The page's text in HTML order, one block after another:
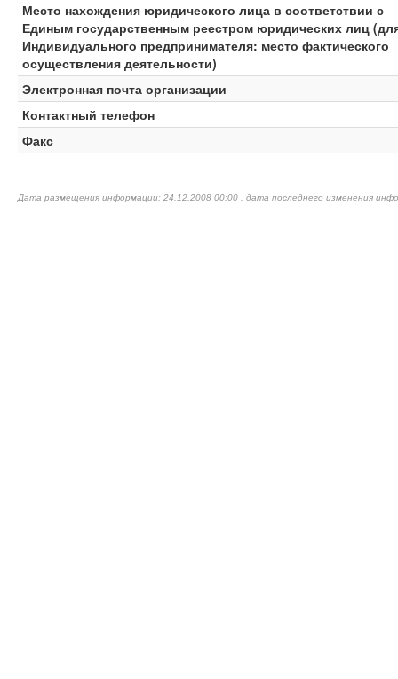
Место нахождения юридического лица в соответствии с
Единым государственным реестром юридических лиц
Индивидуального предпринимателя: место фактического
осуществления деятельности)
Электронная почта организации
Контактный телефон
Факс
Дата размещения информации: 24.12.2008 00:00 , дата последнего изменения